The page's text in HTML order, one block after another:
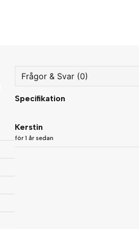
Frågor & Svar (0)
question
Specifikation
Kerstin
för 1 år sedan